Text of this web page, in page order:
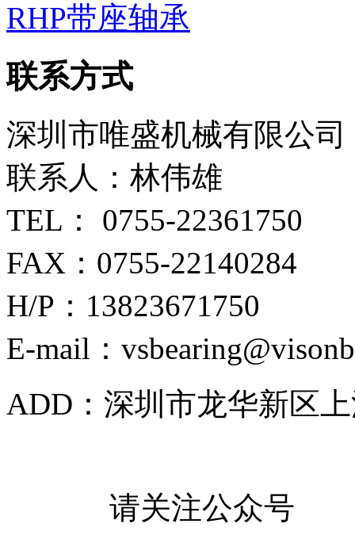
RHP带座轴承
联系方式
深圳市唯盛机械有限公司
联系人：林伟雄
TEL： 0755-22361750
FAX：0755-22140284
H/P：13823671750
E-mail：
ADD：深圳市龙华新区
请关注公众号